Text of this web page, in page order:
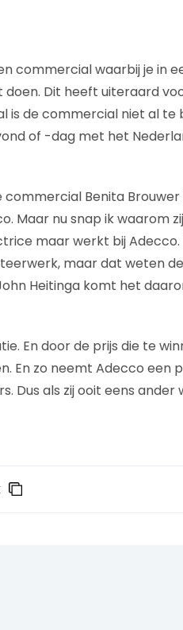
commercial waarbij je in
Dit heeft uiteraard
is de commercial niet al te
of -dag met het
Benita Brouwer
Maar nu snap ik waarom
maar werkt bij Adecco.
maar dat weten
Heitinga komt het
En door de prijs die te
En zo neemt Adecco een
Dus als zij ooit eens ander